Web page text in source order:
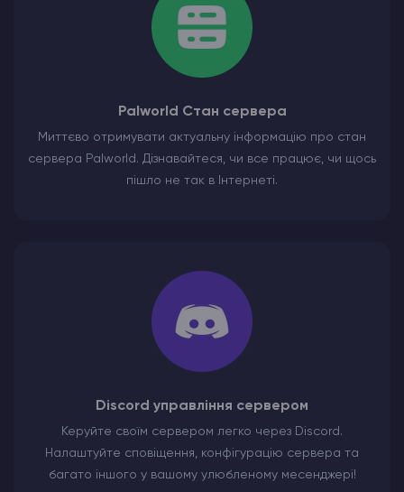
Palworld Стан сервера
Миттєво отримувати актуальну інформацію про стан
сервера Palworld. Дізнавайтеся, чи все працює, чи щось
пішло не так в Інтернеті.
Discord управління сервером
Керуйте своїм сервером легко через Discord.
Налаштуйте сповіщення, конфігурацію сервера та
багато іншого у вашому улюбленому месенджері!